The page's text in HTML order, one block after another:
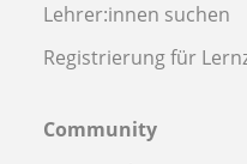
Lehrer:innen suchen
Registrierung für
Community